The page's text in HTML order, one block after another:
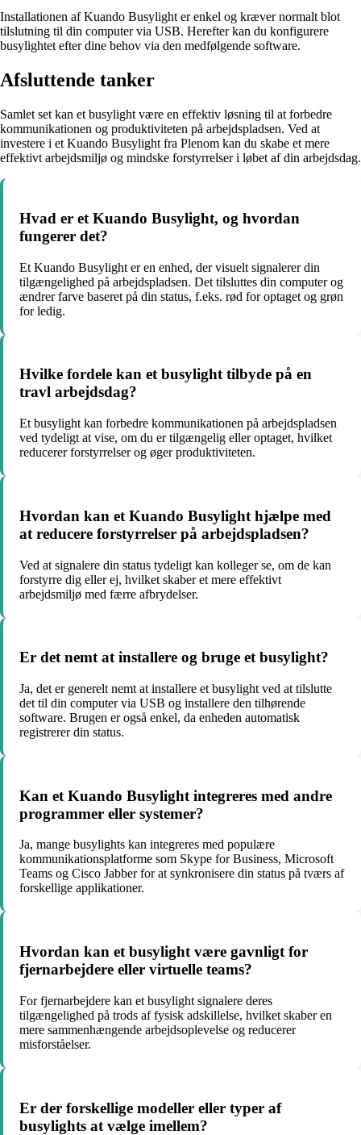
Installationen af Kuando Busylight er enkel og kræver normalt blot
tilslutning til din computer via USB. Herefter kan du konfigurere
busylightet efter dine behov via den medfølgende software.
Afsluttende tanker
Samlet set kan et busylight være en effektiv løsning til at forbedre
kommunikationen og produktiviteten på arbejdspladsen. Ved at
investere i et Kuando Busylight fra Plenom kan du skabe et mere
effektivt arbejdsmiljø og mindske forstyrrelser i løbet af din arbejdsdag.
Hvad er et Kuando Busylight, og hvordan
fungerer det?
Et Kuando Busylight er en enhed, der visuelt signalerer din
tilgængelighed på arbejdspladsen. Det tilsluttes din computer og
ændrer farve baseret på din status, f.eks. rød for optaget og grøn
for ledig.
Hvilke fordele kan et busylight tilbyde på en
travl arbejdsdag?
Et busylight kan forbedre kommunikationen på arbejdspladsen
ved tydeligt at vise, om du er tilgængelig eller optaget, hvilket
reducerer forstyrrelser og øger produktiviteten.
Hvordan kan et Kuando Busylight hjælpe med
at reducere forstyrrelser på arbejdspladsen?
Ved at signalere din status tydeligt kan kolleger se, om de kan
forstyrre dig eller ej, hvilket skaber et mere effektivt
arbejdsmiljø med færre afbrydelser.
Er det nemt at installere og bruge et busylight?
Ja, det er generelt nemt at installere et busylight ved at tilslutte
det til din computer via USB og installere den tilhørende
software. Brugen er også enkel, da enheden automatisk
registrerer din status.
Kan et Kuando Busylight integreres med andre
programmer eller systemer?
Ja, mange busylights kan integreres med populære
kommunikationsplatforme som Skype for Business, Microsoft
Teams og Cisco Jabber for at synkronisere din status på tværs af
forskellige applikationer.
Hvordan kan et busylight være gavnligt for
fjernarbejdere eller virtuelle teams?
For fjernarbejdere kan et busylight signalere deres
tilgængelighed på trods af fysisk adskillelse, hvilket skaber en
mere sammenhængende arbejdsoplevelse og reducerer
misforståelser.
Er der forskellige modeller eller typer af
busylights at vælge imellem?